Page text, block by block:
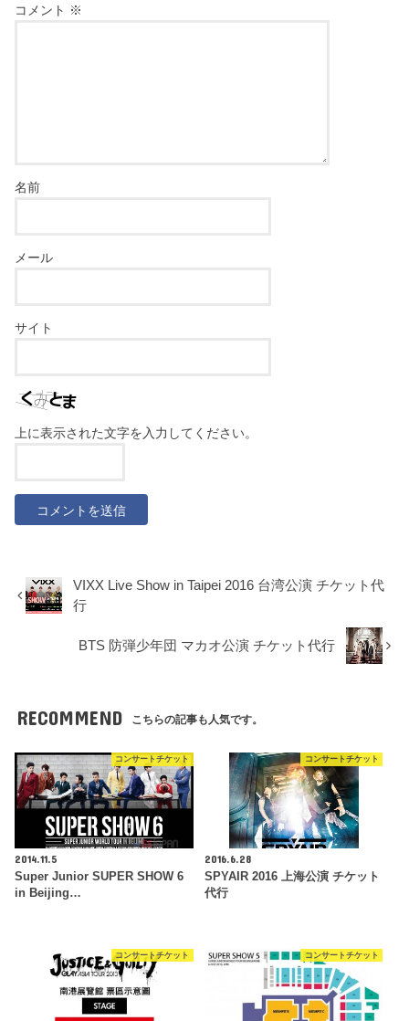
コメント ※
名前
メール
サイト
上に表示された文字を入力してください。
VIXX Live Show in Taipei 2016 台湾公演 チケット代
行
BTS 防弾少年団 マカオ公演 チケット代行
RECOMMEND こちらの記事も人気です。
コンサートチケット
2014.11.5
Super Junior SUPER SHOW 6
in Beijing…
コンサートチケット
2016.6.28
SPYAIR 2016 上海公演 チケット
代行
コンサートチケット コンサートチケット